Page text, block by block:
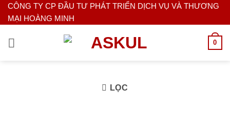
Bỏ
qua
CÔNG TY CP ĐẦU TƯ PHÁT TRIỂN DỊCH VỤ VÀ THƯƠNG
MẠI HOÀNG MINH
0
LỌC